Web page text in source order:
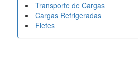
Transporte de Cargas
Cargas Refrigeradas
Fletes